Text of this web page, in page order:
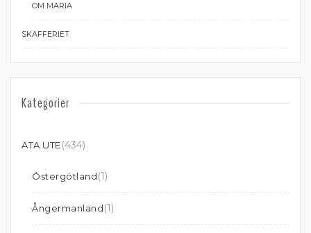
OM MARIA
SKAFFERIET
Kategorier
ÄTA UTE(434)
Östergötland(1)
Ångermanland(1)